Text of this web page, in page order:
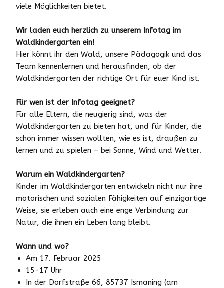
viele Möglichkeiten bietet.
Wir laden euch herzlich zu unserem Infotag im
Waldkindergarten ein!
Hier könnt ihr den Wald, unsere Pädagogik und das
Team kennenlernen und herausfinden, ob der
Waldkindergarten der richtige Ort für euer Kind ist.
Für wen ist der Infotag geeignet?
Für alle Eltern, die neugierig sind, was der
Waldkindergarten zu bieten hat, und für Kinder, die
schon immer wissen wollten, wie es ist, draußen zu
lernen und zu spielen – bei Sonne, Wind und Wetter.
Warum ein Waldkindergarten?
Kinder im Waldkindergarten entwickeln nicht nur ihre
motorischen und sozialen Fähigkeiten auf einzigartige
Weise, sie erleben auch eine enge Verbindung zur
Natur, die ihnen ein Leben lang bleibt.
Wann und wo?
Am 17. Februar 2025
15-17 Uhr
In der Dorfstraße 66, 85737 Ismaning (am